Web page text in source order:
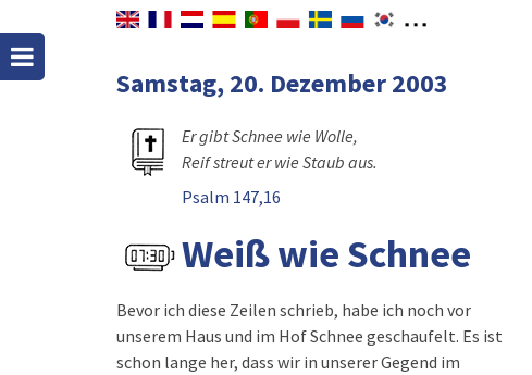
Samstag, 20. Dezember 2003
Er gibt Schnee wie Wolle,
Reif streut er wie Staub aus.
Psalm 147,16
Weiß wie Schnee
Bevor ich diese Zeilen schrieb, habe ich noch vor
unserem Haus und im Hof Schnee geschaufelt. Es ist
schon lange her, dass wir in unserer Gegend im